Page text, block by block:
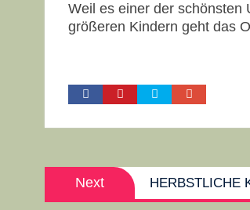
Weil es einer der schönsten
größeren Kindern geht das
Post
navigation
Next
post:
HERBSTLICHE